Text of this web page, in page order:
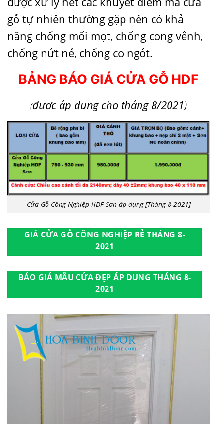
gỗ tự nhiên thường gặp nên có khả
năng chống mối mọt, chống cong vênh,
chống nứt nẻ, chống co ngót.
BẢNG BÁO GIÁ CỬA GỖ HDF
(được áp dụng cho tháng 8/2021)
Cửa Gỗ Công Nghiệp HDF Sơn áp dụng [Tháng 8-2021]
GIÁ CỬA GỖ CÔNG NGHIỆP RẺ THÁNG 8-
2021
BÁO GIÁ MẪU CỬA ĐẸP ÁP DUNG THÁNG 8-
2021